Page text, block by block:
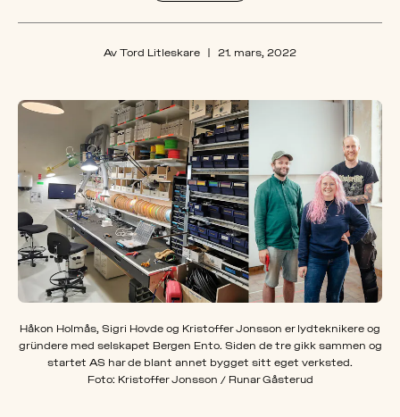
OM
Av Tord Litleskare 21. mars, 2022
Håkon Holmås, Sigri Hovde og Kristoffer Jonsson er lydteknikere og
gründere med selskapet Bergen Ento. Siden de tre gikk sammen og
startet AS har de blant annet bygget sitt eget verksted.
Foto: Kristoffer Jonsson / Runar Gåsterud